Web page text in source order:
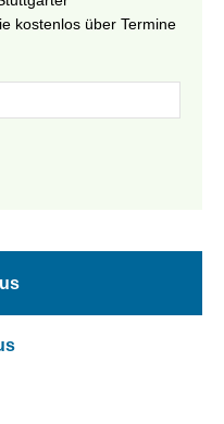
kostenlos über Termine